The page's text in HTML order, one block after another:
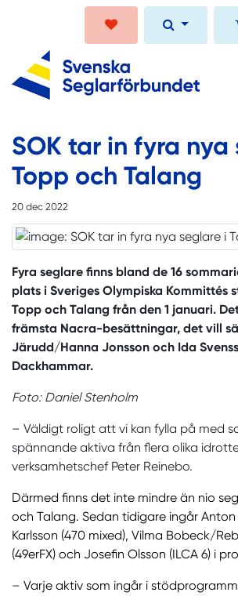
SOK tar in fyra nya
Topp och Talang
20 dec 2022
Fyra seglare finns bland de 16
plats i Sveriges Olympiska Kommittés
Topp och Talang från den 1 januari.
främsta Nacra-besättningar, det vill
Järudd/Hanna Jonsson och Ida
Dackhammar.
Foto: Daniel Stenholm
– Väldigt roligt att vi kan fylla på med
spännande aktiva från flera olika
verksamhetschef Peter Reinebo.
Därmed finns det inte mindre än nio
och Talang. Sedan tidigare ingår
Karlsson (470 mixed), Vilma Bobeck/
(49erFX) och Josefin Olsson (ILCA 6) i
– Varje aktiv som ingår i